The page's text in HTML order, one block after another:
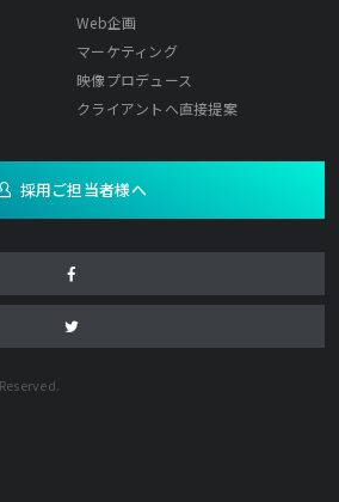
Web企画
マーケティング
映像プロデュース
クライアントへ直接提案
採用ご担当者様へ